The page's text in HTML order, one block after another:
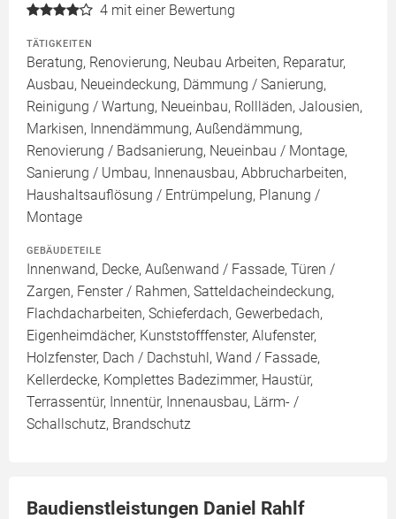
4 mit einer Bewertung
TÄTIGKEITEN
Beratung, Renovierung, Neubau Arbeiten, Reparatur,
Ausbau, Neueindeckung, Dämmung / Sanierung,
Reinigung / Wartung, Neueinbau, Rollläden, Jalousien,
Markisen, Innendämmung, Außendämmung,
Renovierung / Badsanierung, Neueinbau / Montage,
Sanierung / Umbau, Innenausbau, Abbrucharbeiten,
Haushaltsauflösung / Entrümpelung, Planung /
Montage
GEBÄUDETEILE
Innenwand, Decke, Außenwand / Fassade, Türen /
Zargen, Fenster / Rahmen, Satteldacheindeckung,
Flachdacharbeiten, Schieferdach, Gewerbedach,
Eigenheimdächer, Kunststofffenster, Alufenster,
Holzfenster, Dach / Dachstuhl, Wand / Fassade,
Kellerdecke, Komplettes Badezimmer, Haustür,
Terrassentür, Innentür, Innenausbau, Lärm- /
Schallschutz, Brandschutz
Baudienstleistungen Daniel Rahlf